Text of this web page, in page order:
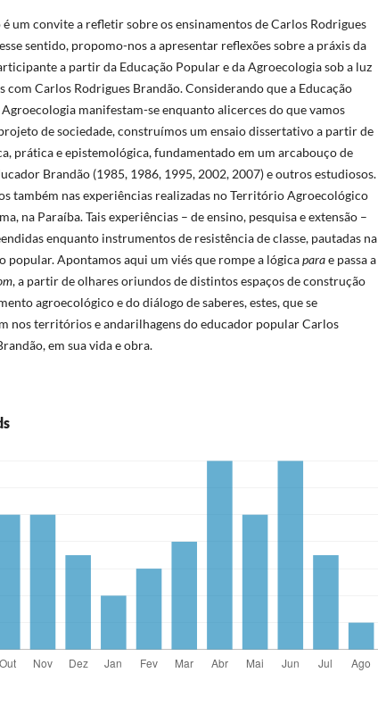
é um convite a refletir sobre os ensinamentos de Carlos Rodrigues
sentido, propomo-nos a apresentar reflexões sobre a práxis da
a partir da Educação Popular e da Agroecologia sob a luz
com Carlos Rodrigues Brandão. Considerando que a Educação
manifestam-se enquanto alicerces do que vamos
de sociedade, construímos um ensaio dissertativo a partir de
prática e epistemológica, fundamentado em um arcabouço de
Brandão (1985, 1986, 1995, 2002, 2007) e outros estudiosos.
também nas experiências realizadas no Território Agroecológico
na Paraíba. Tais experiências – de ensino, pesquisa e extensão –
enquanto instrumentos de resistência de classe, pautadas na
popular. Apontamos aqui um viés que rompe a lógicaparae passa a
, a partir de olhares oriundos de distintos espaços de construção
agroecológico e do diálogo de saberes, estes, que se
nos territórios e andarilhagens do educador popular Carlos
em sua vida e obra.